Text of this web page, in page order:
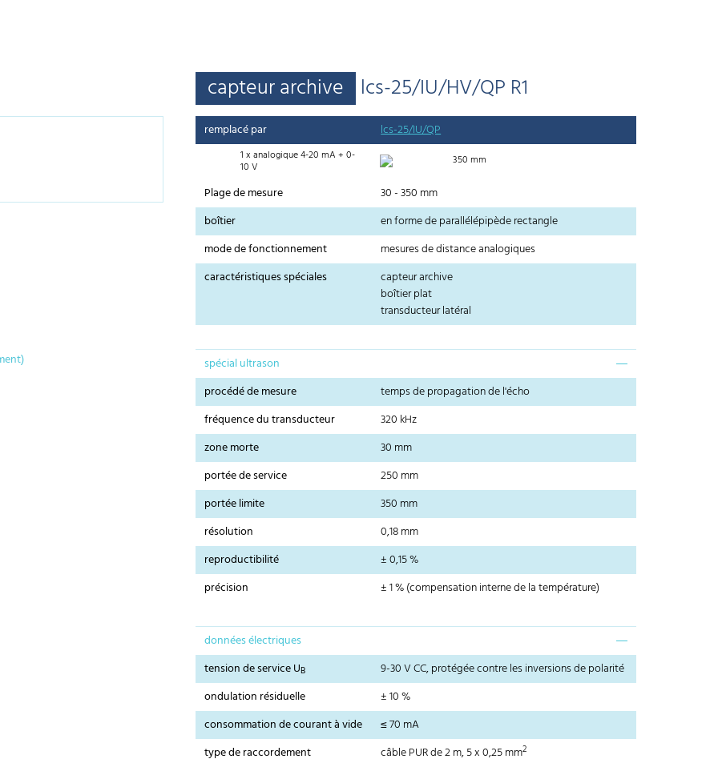
capteur archive lcs-25/IU/HV/QP R1
remplacé par lcs-25/IU/QP
1 x analogique 4-20 mA + 0-
10 V 350 mm
Plage de mesure
30 - 350 mm
boîtier
en forme de parallélépipède rectangle
mode de fonctionnement
mesures de distance analogiques
caractéristiques spéciales
capteur archive
boîtier plat
transducteur latéral
spécial ultrason
procédé de mesure
temps de propagation de l'écho
fréquence du transducteur
320 kHz
zone morte
30 mm
portée de service
250 mm
portée limite
350 mm
résolution
0,18 mm
reproductibilité
± 0,15 %
précision
± 1 % (compensation interne de la température)
données électriques
tension de service UB
9-30 V CC, protégée contre les inversions de polarité
ondulation résiduelle
± 10 %
consommation de courant à vide
≤ 70 mA
type de raccordement
câble PUR de 2 m, 5 x 0,25 mm2